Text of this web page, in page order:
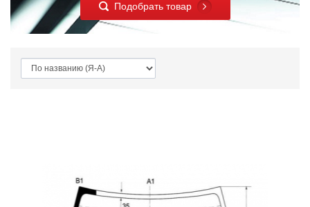
Подобрать товар